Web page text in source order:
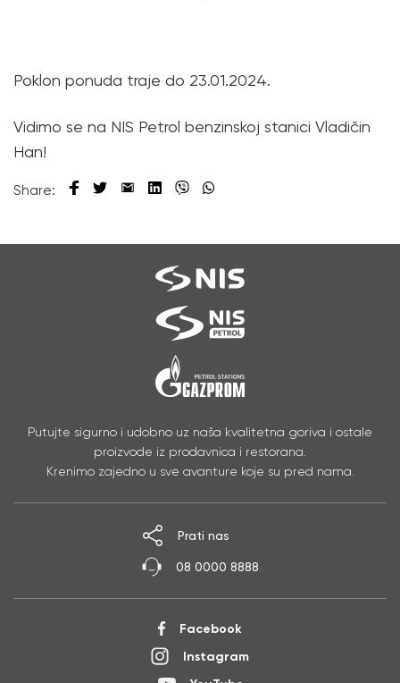
Poklon ponuda traje do 23.01.2024.
Vidimo se na NIS Petrol benzinskoj stanici Vladičin
Han!
Share:
Putujte sigurno i udobno uz naša kvalitetna goriva i ostale
proizvode iz prodavnica i restorana.
Krenimo zajedno u sve avanture koje su pred nama.
Facebook
Instagram
Prati nas
08 0000 8888